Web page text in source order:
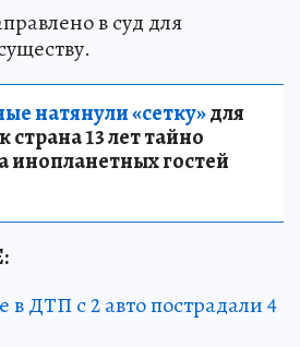
в суд для
натянули «сетку»для
13 лет тайно
инопланетных гостей
ДТП с 2 авто пострадали 4